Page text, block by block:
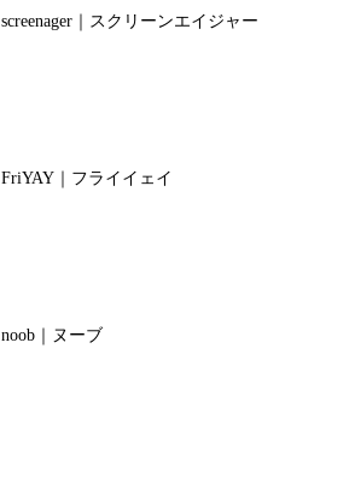
screenager｜スクリーンエイジャー
FriYAY｜フライイェイ
noob｜ヌーブ